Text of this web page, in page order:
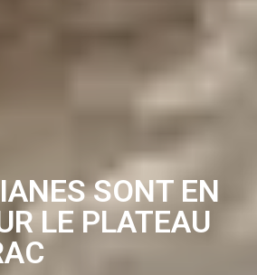
SONT EN
LE PLATEAU